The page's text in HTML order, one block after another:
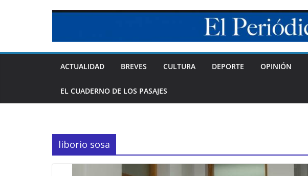
ACTUALIDAD BREVES CULTURA DEPORTE OPINIÓN
EL CUADERNO DE LOS PASAJES
liborio sosa